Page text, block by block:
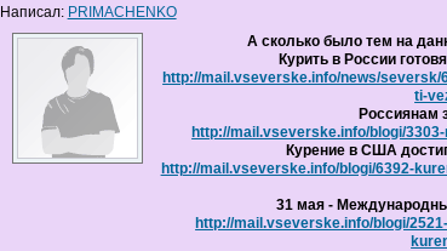
Написал: PRIMACHENKO
А сколько было тем на
Курить в России
http://mail.vseverske.info/news/
ti-
Россиянам
http://mail.vseverske.info/blogi/
Курение в США
http://mail.vseverske.info/blogi/6392-
31 мая -
http://mail.vseverske.info/blogi/